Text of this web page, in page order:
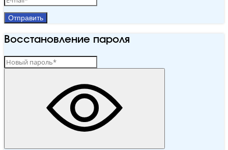
Отправить
Восстановление пароля